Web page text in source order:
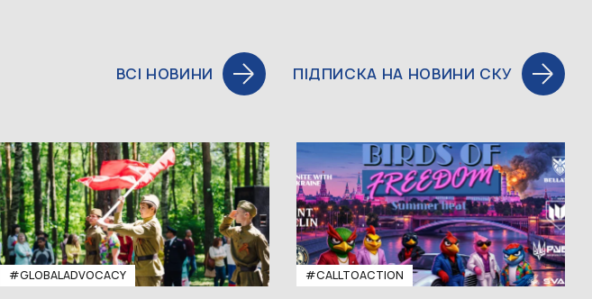
ВСІ НОВИНИ ПІДПИСКА НА НОВИНИ СКУ
#GLOBALADVOCACY #CALLTOACTION